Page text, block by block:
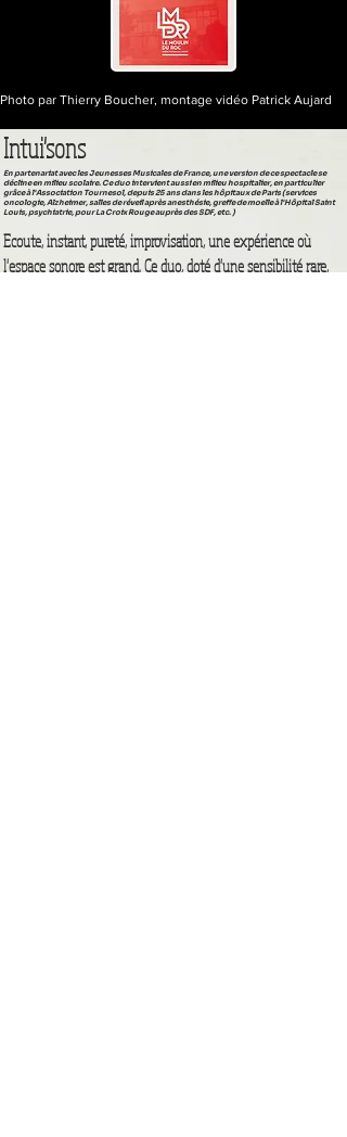
Photo par Thierry Boucher, montage vidéo Patrick Aujard
Intui'sons
En partenariat avec les Jeunesses Musicales de France, une version de ce spectacle se
décline en milieu scolaire. Ce duo intervient aussi en milieu hospitalier, en particulier
grâce à l'Association Tournesol, depuis 25 ans dans les hôpitaux de Paris (services
oncologie, Alzheimer, salles de réveil après anesthésie, greffe de moelle à l'Hôpital Saint
Louis, psychiatrie, pour La Croix Rouge auprès des SDF, etc. )
Ecoute, instant, pureté, improvisation, uneexpérienceoù
l'espace sonore est grand. Ce duo, doté d'unesensibilitérare,